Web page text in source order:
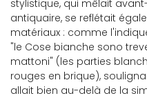
stylistique, qui mêlait
antiquaire, se reflétait
matériaux : comme
"le Cose bianche sono
mattoni" (les parties
rouges en brique),
allait bien au-delà de la